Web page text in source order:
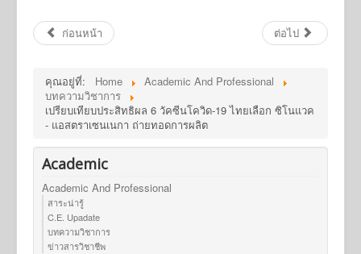
ก่อนหน้า ต่อไป
คุณอยู่ที่: Home
Academic And Professional
บทความวิชาการ
เปรียบเทียบประสิทธิผล 6 วัคซีนโควิด-19 ไทยเลือก ซิโนแวค
- แอสตราเซนเนกา ถ่ายทอดการผลิต
Academic
Academic And Professional
สาระน่ารู้
C.E. Upadate
บทความวิชาการ
ข่าวสารวิชาชีพ